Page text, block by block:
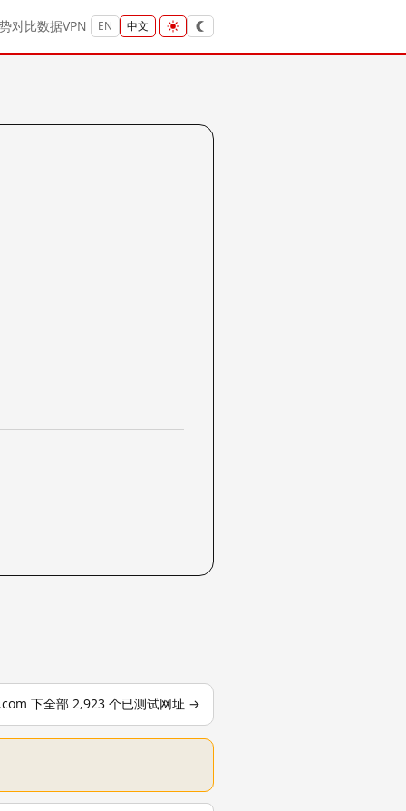
对比数据VPN EN 中文
下全部 2,923 个已测试网址 →